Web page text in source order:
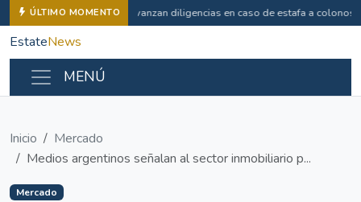
ÚLTIMO MOMENTO Avanzan diligencias en caso de estafa a colonos
EstateNews
MENÚ
Inicio
Mercado
Medios argentinos señalan al sector inmobiliario p...
Mercado